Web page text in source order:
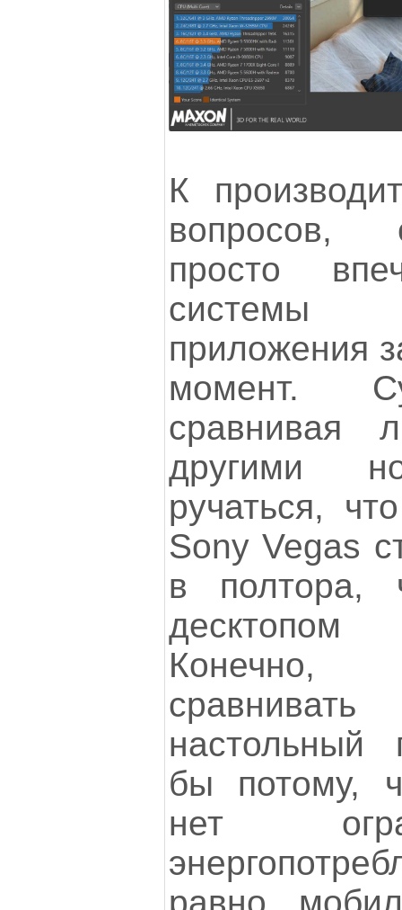
К
вопросов,
просто
системы
приложения
момент.
сравнивая
другими
ручаться,
Sony Vegas
в
Конечно,
настольный
бы потому,
нет